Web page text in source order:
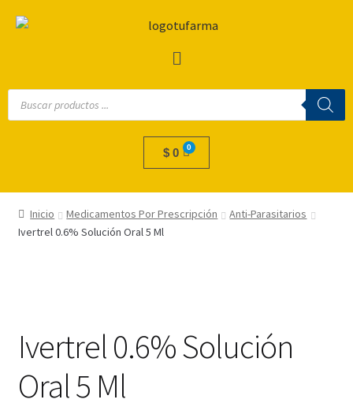
$ 0
Inicio Medicamentos Por Prescripción
Anti-Parasitarios
Ivertrel 0.6% Solución Oral 5 Ml
Ivertrel 0.6% Solución
Oral 5 Ml